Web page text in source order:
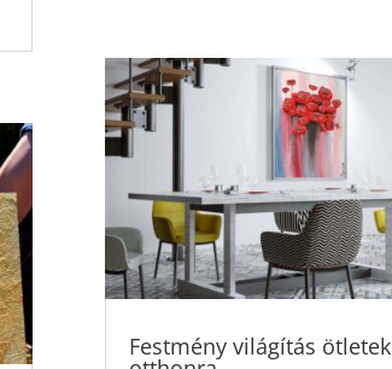
Festmény világítás ötletek